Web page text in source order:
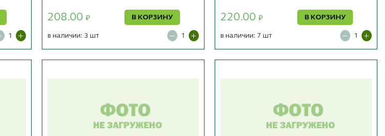
208.00 ₽ В КОРЗИНУ
в наличии: 3 шт
220.00 ₽ В КОРЗИНУ
в наличии: 7 шт